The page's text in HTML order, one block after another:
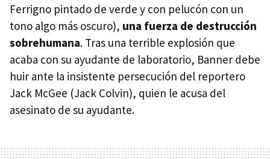
Ferrigno pintado de verde y con pelucón con un
tono algo más oscuro), una fuerza de destrucción
sobrehumana. Tras una terrible explosión que
acaba con su ayudante de laboratorio, Banner debe
huir ante la insistente persecución del reportero
Jack McGee (Jack Colvin), quien le acusa del
asesinato de su ayudante.